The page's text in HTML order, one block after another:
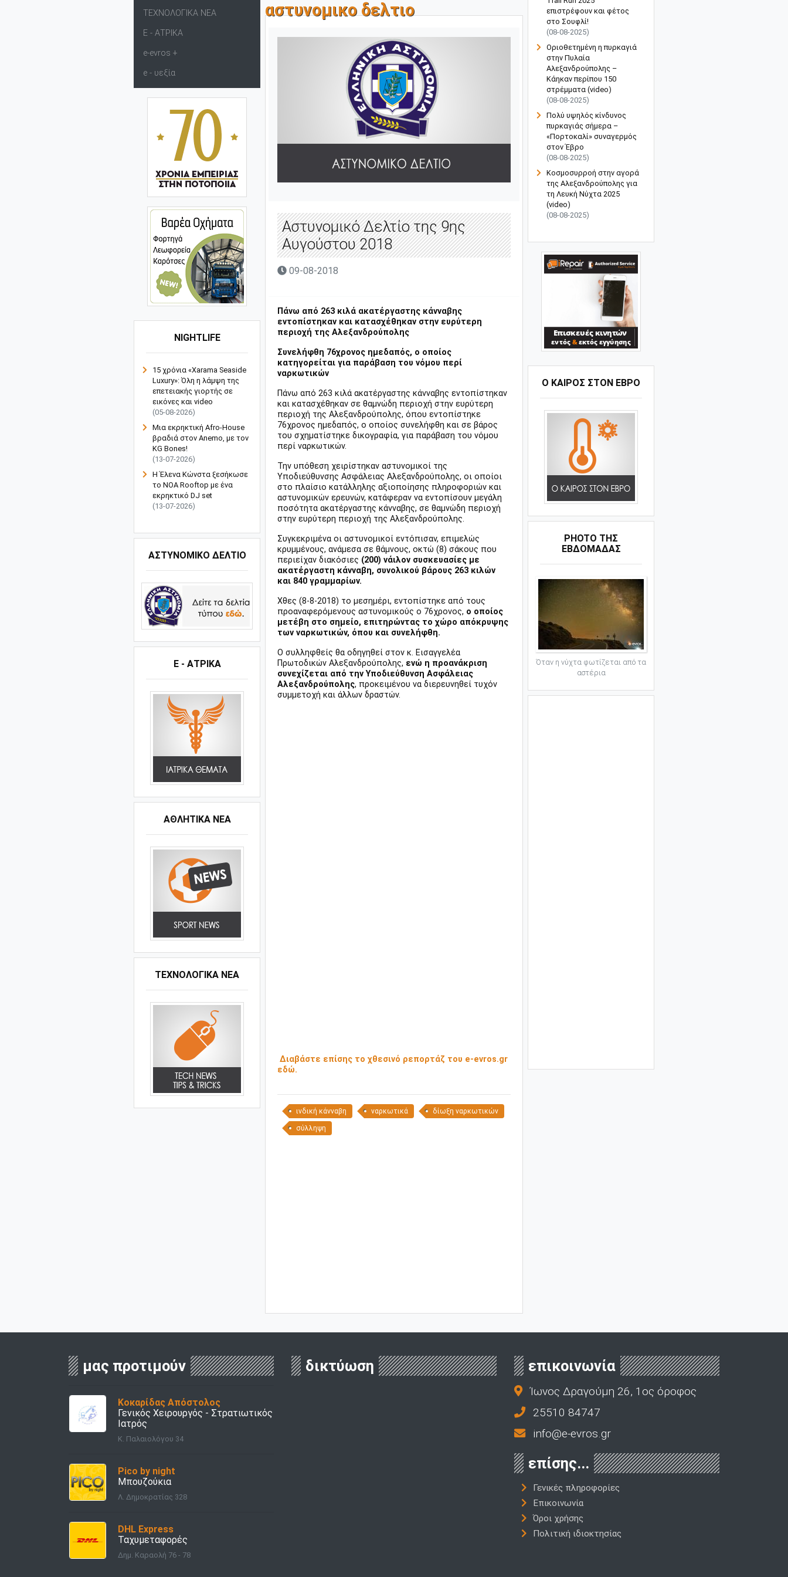
ΤΕΧΝΟΛΟΓΙΚΑ ΝΕΑ
Ε - ΑΤΡΙΚΑ
e-evros +
e - υεξία
NIGHTLIFE
15 χρόνια «Xarama Seaside
Luxury»: Όλη η λάμψη της
επετειακής γιορτής σε
εικόνες και video
(05-08-2026)
Μια εκρηκτική Afro-House
βραδιά στον Anemo, με τον
KG Bones!
(13-07-2026)
Η Έλενα Κώνστα ξεσήκωσε
το NOA Rooftop με ένα
εκρηκτικό DJ set
(13-07-2026)
ΑΣΤΥΝΟΜΙΚΟ ΔΕΛΤΙΟ
Ε - ΑΤΡΙΚΑ
ΑΘΛΗΤΙΚΆ ΝΈΑ
ΤΕΧΝΟΛΟΓΙΚΑ ΝΕΑ
αστυνομικο δελτιο
Αστυνομικό Δελτίο της 9ης
Αυγούστου 2018
09-08-2018
Πάνω από 263 κιλά ακατέργαστης κάνναβης
εντοπίστηκαν και κατασχέθηκαν στην ευρύτερη
περιοχή της Αλεξανδρούπολης
Συνελήφθη 76χρονος ημεδαπός, ο οποίος
κατηγορείται για παράβαση του νόμου περί
ναρκωτικών
Πάνω από 263 κιλά ακατέργαστης κάνναβης εντοπίστηκαν
και κατασχέθηκαν σε θαμνώδη περιοχή στην ευρύτερη
περιοχή της Αλεξανδρούπολης, όπου εντοπίστηκε
76χρονος ημεδαπός, ο οποίος συνελήφθη και σε βάρος
του σχηματίστηκε δικογραφία, για παράβαση του νόμου
περί ναρκωτικών.
Την υπόθεση χειρίστηκαν αστυνομικοί της
Υποδιεύθυνσης Ασφάλειας Αλεξανδρούπολης, οι οποίοι
στο πλαίσιο κατάλληλης αξιοποίησης πληροφοριών και
αστυνομικών ερευνών, κατάφεραν να εντοπίσουν μεγάλη
ποσότητα ακατέργαστης κάνναβης, σε θαμνώδη περιοχή
στην ευρύτερη περιοχή της Αλεξανδρούπολης.
Συγκεκριμένα οι αστυνομικοί εντόπισαν, επιμελώς
κρυμμένους, ανάμεσα σε θάμνους, οκτώ (8) σάκους που
περιείχαν διακόσιες (200) νάιλον συσκευασίες με
ακατέργαστη κάνναβη, συνολικού βάρους 263 κιλών
και 840 γραμμαρίων.
Χθες (8-8-2018) το μεσημέρι, εντοπίστηκε από τους
προαναφερόμενους αστυνομικούς ο 76χρονος, ο οποίος
μετέβη στο σημείο, επιτηρώντας το χώρο απόκρυψης
των ναρκωτικών, όπου και συνελήφθη.
Ο συλληφθείς θα οδηγηθεί στον κ. Εισαγγελέα
Πρωτοδικών Αλεξανδρούπολης, ενώ η προανάκριση
συνεχίζεται από την Υποδιεύθυνση Ασφάλειας
Αλεξανδρούπολης, προκειμένου να διερευνηθεί τυχόν
συμμετοχή και άλλων δραστών.
Διαβάστε επίσης το χθεσινό ρεπορτάζ του e-evros.gr
εδώ.
ινδική κάνναβη ναρκωτικά δίωξη ναρκωτικών
σύλληψη
επιστρέφουν και φέτος
στο Σουφλί!
(08-08-2025)
Οριοθετημένη η πυρκαγιά
στην Πυλαία
Αλεξανδρούπολης –
Κάηκαν περίπου 150
στρέμματα (video)
(08-08-2025)
Πολύ υψηλός κίνδυνος
πυρκαγιάς σήμερα –
«Πορτοκαλί» συναγερμός
στον Έβρο
(08-08-2025)
Κοσμοσυρροή στην αγορά
της Αλεξανδρούπολης για
τη Λευκή Νύχτα 2025
(video)
(08-08-2025)
Ο ΚΑΙΡΟΣ ΣΤΟΝ ΕΒΡΟ
PHOTO ΤΗΣ
ΕΒΔΟΜΑΔΑΣ
Όταν η νύχτα φωτίζεται από τα
αστέρια
μας προτιμούν
Κοκαρίδας Απόστολος
Γενικός Χειρουργός - Στρατιωτικός
Ιατρός
Κ. Παλαιολόγου 34
Pico by night
Μπουζούκια
Λ. Δημοκρατίας 328
DHL Express
Ταχυμεταφορές
Δημ. Καραολή 76 - 78
δικτύωση επικοινωνία
Ίωνος Δραγούμη 26, 1ος όροφος
25510 84747
info@e-evros.gr
επίσης...
Γενικές πληροφορίες
Επικοινωνία
Όροι χρήσης
Πολιτική ιδιοκτησίας